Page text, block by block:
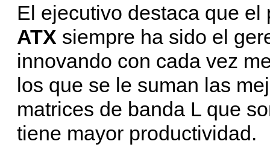
El ejecutivo destaca que
ATX siempre ha sido el
innovando con cada vez
los que se le suman las
matrices de banda L que
tiene mayor productividad.